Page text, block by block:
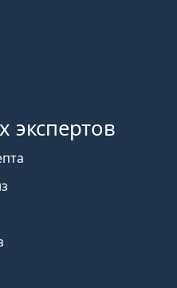
экспертов